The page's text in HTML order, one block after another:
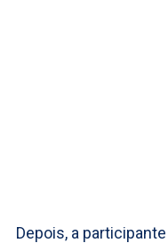
Depois, a